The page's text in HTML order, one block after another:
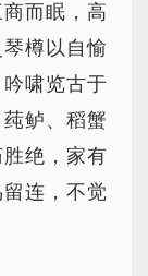
而眠，高
樽以自愉
啸览古于
鲈、稻蟹
绝，家有
连，不觉